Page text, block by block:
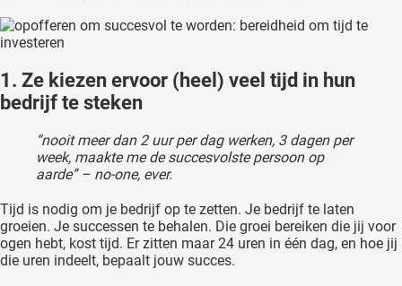
1. Ze kiezen ervoor (heel) veel tijd in hun
bedrijf te steken
“nooit meer dan 2 uur per dag werken, 3 dagen per
week, maakte me de succesvolste persoon op
aarde” – no-one, ever.
Tijd is nodig om je bedrijf op te zetten. Je bedrijf te laten
groeien. Je successen te behalen. Die groei bereiken die jij voor
ogen hebt, kost tijd. Er zitten maar 24 uren in één dag, en hoe jij
die uren indeelt, bepaalt jouw succes.